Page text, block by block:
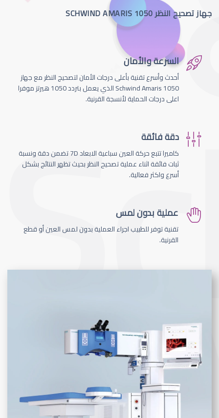
جهاز تصحيح النظر SCHWIND AMARIS 1050
السرعة والأمان
أحدث وأسرع تقنية بأعلى درجات الأمان لتصحيج النظر مع جهاز
Schwind Amaris 1050 الذي يعمل بتردد 1050 هيرتز موفرا
اعلى درجات الحماية لأنسجة القرنية.
دقة فائقة
كاميرا تتبع حركة العين سباعية الابعاد 7D تضمن دقة ونسبة
ثبات فائقة اثناء عملية تصحيح النظر بحيث تظهر النتائج بشكل
أسرع واكثر فعالية.
عملية بدون لمس
تقنية توفر للطبيب اجراء العملية بدون لمس العين أو قطع
القرنية.